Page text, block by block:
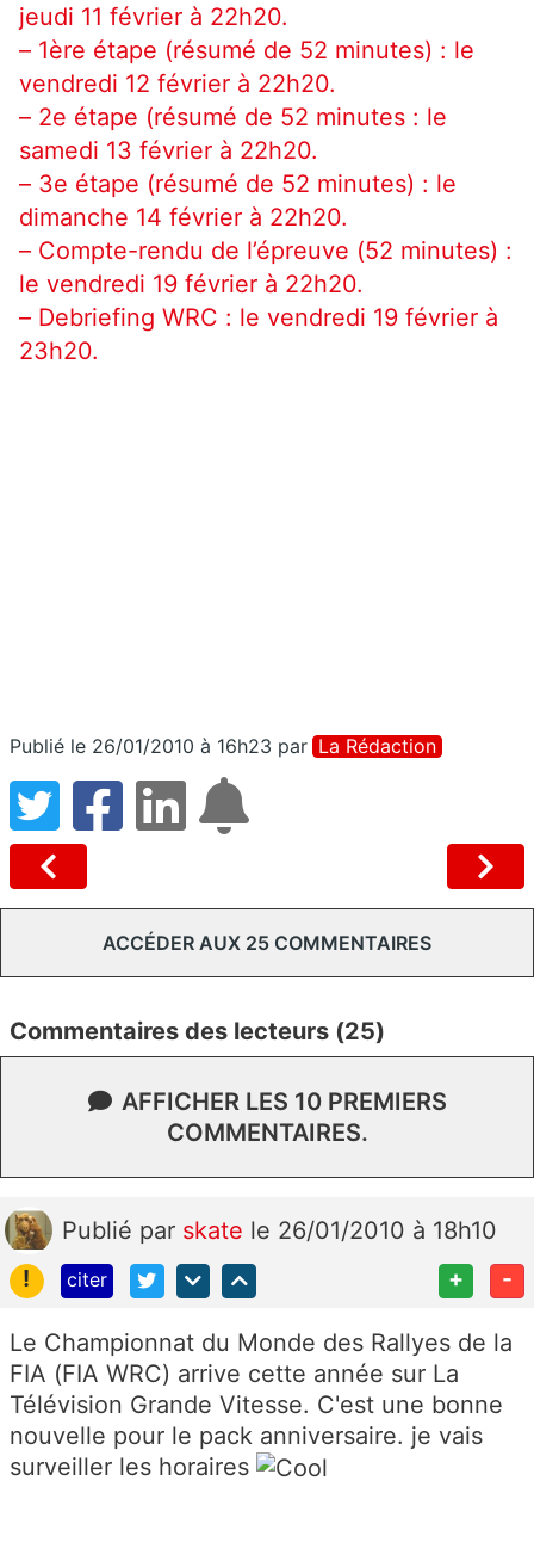
jeudi 11 février à 22h20.
– 1ère étape (résumé de 52 minutes) : le
vendredi 12 février à 22h20.
– 2e étape (résumé de 52 minutes : le
samedi 13 février à 22h20.
– 3e étape (résumé de 52 minutes) : le
dimanche 14 février à 22h20.
– Compte-rendu de l’épreuve (52 minutes) :
le vendredi 19 février à 22h20.
– Debriefing WRC : le vendredi 19 février à
23h20.
Publié le 26/01/2010 à 16h23 par La Rédaction
ACCÉDER AUX 25 COMMENTAIRES
Commentaires des lecteurs (25)
AFFICHER LES 10 PREMIERS
COMMENTAIRES.
Publié par skate le 26/01/2010 à 18h10
!
citer + -
Le Championnat du Monde des Rallyes de la
FIA (FIA WRC) arrive cette année sur La
Télévision Grande Vitesse. C'est une bonne
nouvelle pour le pack anniversaire. je vais
surveiller les horaires